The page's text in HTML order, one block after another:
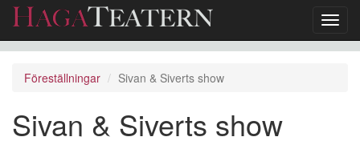
Föreställningar Sivan & Siverts show
Sivan & Siverts show